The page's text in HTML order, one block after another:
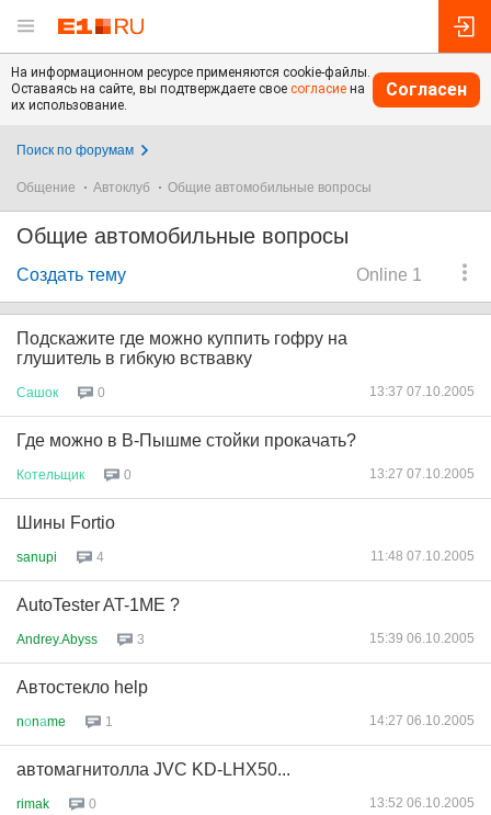
На информационном ресурсе применяются cookie-файлы.
Оставаясь на сайте, вы подтверждаете свое согласие на
их использование.
Согласен
Поиск по форумам
Общение Автоклуб Общие автомобильные вопросы
Общие автомобильные вопросы
Online 1
Создать тему
Подскажите где можно куппить гофру на
глушитель в гибкую вствавку
Сашок 0 13:37 07.10.2005
Где можно в В-Пышме стойки прокачать?
Котельщик 0 13:27 07.10.2005
Шины Fortio
sanupi 4 11:48 07.10.2005
AutoTester AT-1ME ?
Andrey.Abyss 3 15:39 06.10.2005
Автостекло help
nоnаme 1 14:27 06.10.2005
автомагнитолла JVC KD-LHX50...
rimak 0 13:52 06.10.2005